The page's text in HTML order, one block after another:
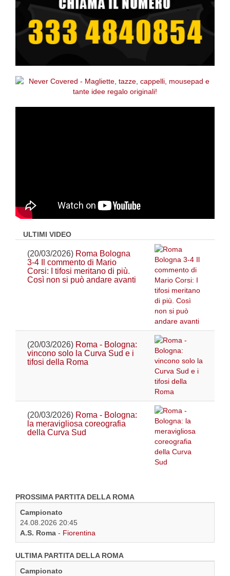
ULTIMI VIDEO
(20/03/2026) Roma Bologna
3-4 Il commento di Mario
Corsi: I tifosi meritano di più.
Così non si può andare avanti
(20/03/2026) Roma - Bologna:
vincono solo la Curva Sud e i
tifosi della Roma
(20/03/2026) Roma - Bologna:
la meravigliosa coreografia
della Curva Sud
PROSSIMA PARTITA DELLA ROMA
Campionato
24.08.2026 20:45
A.S. Roma - Fiorentina
ULTIMA PARTITA DELLA ROMA
Campionato